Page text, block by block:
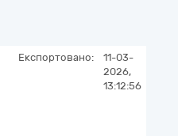
Експортовано:
11-03-
2026,
13:12:56